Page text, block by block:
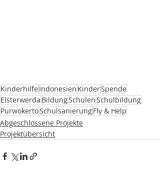
KinderhilfeIndonesien KinderSpende
Elsterwerda BildungSchulenSchulbildung
PurwokertoSchulsanierungFly & Help
Abgeschlossene Projekte
Projektübersicht